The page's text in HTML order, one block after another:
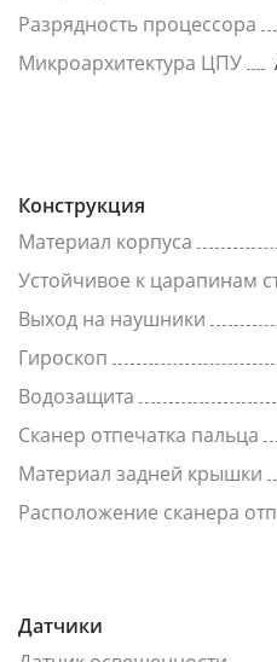
Разрядность процессора
Микроархитектура ЦПУ
Конструкция
Материал корпуса
Устойчивое к царапинам
Выход на наушники
Гироскоп
Водозащита
Сканер отпечатка пальца
Материал задней крышки
Расположение сканера
Датчики